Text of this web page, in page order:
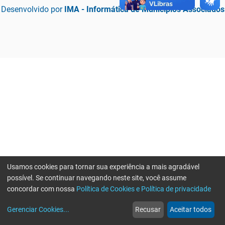
Desenvolvido por IMA - Informática de Municípios Associados
web
Notícias
more_horiz
Mais
Usamos cookies para tornar sua experiência a mais agradável
possível. Se continuar navegando neste site, você assume
concordar com nossa Política de Cookies e Política de privacidade
Gerenciar Cookies... Recusar Aceitar todos
Erro ao enviar informações, por favor tente novamente